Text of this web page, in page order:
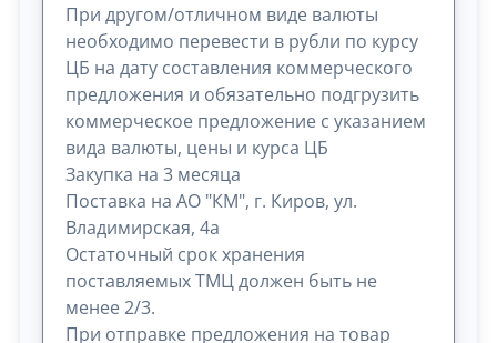
При другом/отличном виде валюты
необходимо перевести в рубли по курсу
ЦБ на дату составления коммерческого
предложения и обязательно подгрузить
коммерческое предложение с указанием
вида валюты, цены и курса ЦБ
Закупка на 3 месяца
Поставка на АО "КМ", г. Киров, ул.
Владимирская, 4а
Остаточный срок хранения
поставляемых ТМЦ должен быть не
менее 2/3.
При отправке предложения на товар